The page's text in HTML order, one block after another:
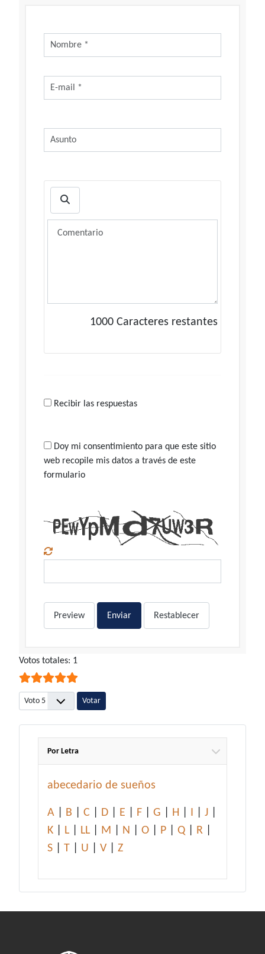
1000 Caracteres restantes
Recibir las respuestas
Doy mi consentimiento para que este sitio
web recopile mis datos a través de este
formulario
Preview Enviar Restablecer
Ratio:5/5
Votos totales: 1
Por favor, vote
Por Letra
abecedario de sueños
A B C D E F G H I J
K
L LL M N O P Q R
S
T U V Z